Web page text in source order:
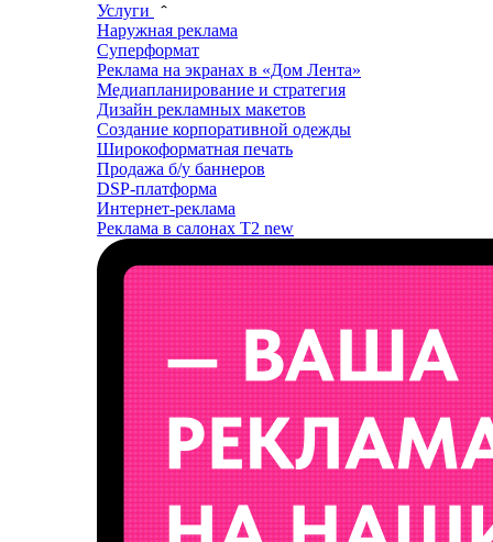
Услуги
Наружная реклама
Суперформат
Реклама на экранах в «Дом Лента»
Медиапланирование и стратегия
Дизайн рекламных макетов
Создание корпоративной одежды
Широкоформатная печать
Продажа б/у баннеров
DSP-платформа
Интернет-реклама
Реклама в салонах T2 new